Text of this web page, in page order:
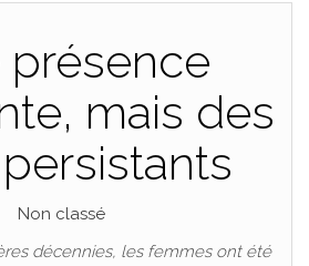
présence
mais des
Non classé
décennies, les femmes ont été